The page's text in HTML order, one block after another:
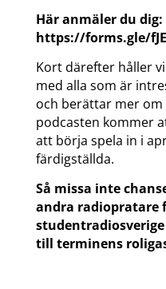
Här anmäler du dig:
https://forms.gle/
Kort därefter håller
med alla som är
och berättar mer
podcasten kommer
att börja spela in i
färdigställda.
Så missa inte
andra radiopratare
till terminens